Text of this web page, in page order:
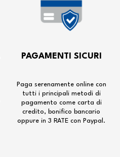
PAGAMENTI SICURI
Paga serenamente online con
tutti i principali metodi di
pagamento come carta di
credito, bonifico bancario
oppure in 3 RATE con Paypal.